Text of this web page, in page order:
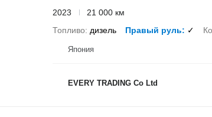
2023
21 000 км
Топливо
дизель Правый руль ✓
Япония
EVERY TRADING Co Ltd